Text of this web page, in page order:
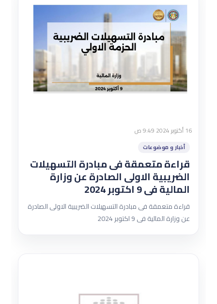
16 أكتوبر 2024 9:49 ص
أخبار و موضوعات
قراءة متعمقة فى مبادرة التسهيلات
الضريبية الاولى الصادرة عن وزارة
المالية فى 9 اكتوبر 2024
قراءة متعمقة فى مبادرة التسهيلات الضريبية الاولى الصادرة
عن وزارة المالية فى 9 اكتوبر 2024